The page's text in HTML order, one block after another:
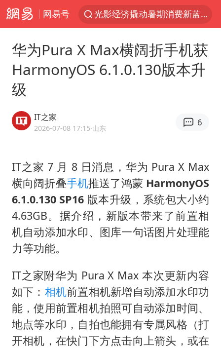
网易号
光影经济撬动暑期消费新蓝海
微信又有新功能，你可以“撤回”你的撤回了！
新疆优化调整景区内自驾服务费
夏日经济乘“热”而上 消费市场向“新”而行
酒店回应车内过夜被收150元
黄金牛市回来了吗
酒店花洒现排泄物住客索赔遭拒
杭州全市有序停课
36岁男演员成景区NPC后人气爆棚
台当局重金为“台独”织“皇帝新衣”
几元成本的AI广告导致千万市值蒸发
老挝国会主席赛宋蓬逝世
乐享全民健身 共筑健康中国
华为Pura X Max横阔折手机获
HarmonyOS 6.1.0.130版本升
级
IT之家
2026-07-08 17:15·山东
6
IT之家 7 月 8 日消息，华为 Pura X Max
横向阔折叠手机推送了鸿蒙 HarmonyOS
6.1.0.130 SP16 版本升级，系统包大小约
4.63GB。据介绍，新版本带来了前置相
机自动添加水印、图库一句话图片处理能
力等功能。
IT之家附华为 Pura X Max 本次更新内容
如下： 相机前置相机新增自动添加水印功
能，使用前置相机拍照可自动添加时间、
地点等水印，自拍也能拥有专属风格（打
开相机，在快门下方点击向上箭头，或在